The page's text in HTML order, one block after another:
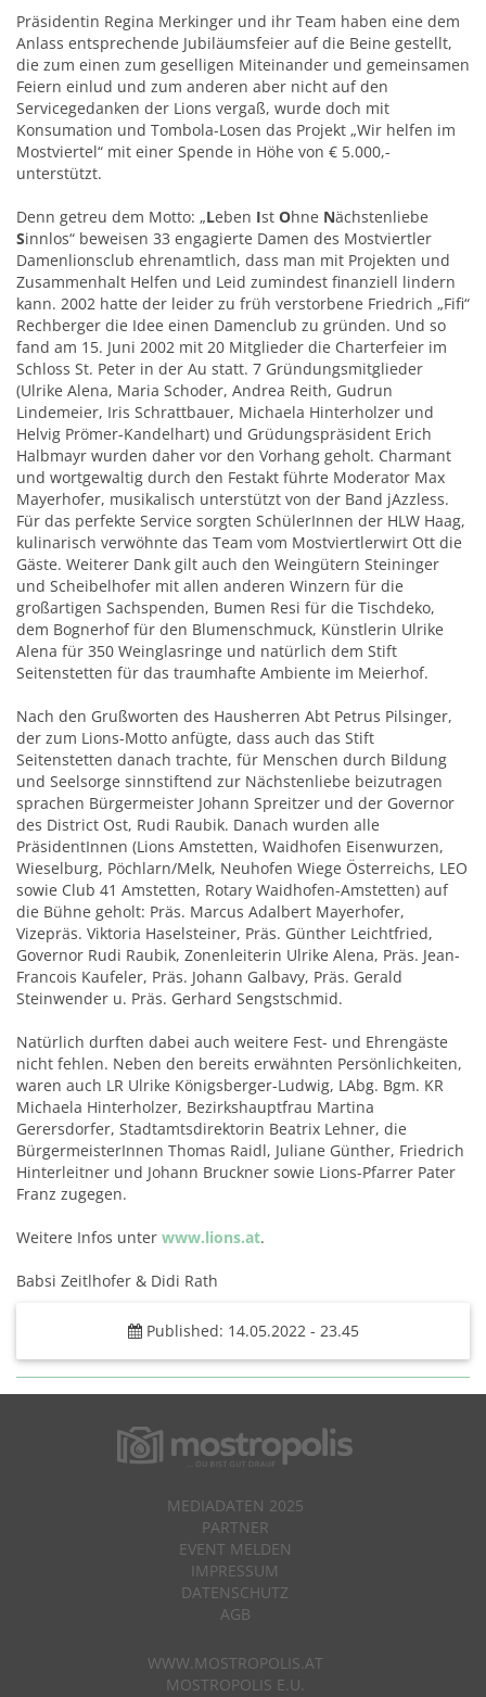
Präsidentin Regina Merkinger und ihr Team haben eine dem
Anlass entsprechende Jubiläumsfeier auf die Beine gestellt,
die zum einen zum geselligen Miteinander und gemeinsamen
Feiern einlud und zum anderen aber nicht auf den
Servicegedanken der Lions vergaß, wurde doch mit
Konsumation und Tombola-Losen das Projekt „Wir helfen im
Mostviertel“ mit einer Spende in Höhe von € 5.000,-
unterstützt.
Denn getreu dem Motto: „Leben Ist Ohne Nächstenliebe
Sinnlos“ beweisen 33 engagierte Damen des Mostviertler
Damenlionsclub ehrenamtlich, dass man mit Projekten und
Zusammenhalt Helfen und Leid zumindest finanziell lindern
kann. 2002 hatte der leider zu früh verstorbene Friedrich „Fifi“
Rechberger die Idee einen Damenclub zu gründen. Und so
fand am 15. Juni 2002 mit 20 Mitglieder die Charterfeier im
Schloss St. Peter in der Au statt. 7 Gründungsmitglieder
(Ulrike Alena, Maria Schoder, Andrea Reith, Gudrun
Lindemeier, Iris Schrattbauer, Michaela Hinterholzer und
Helvig Prömer-Kandelhart) und Grüdungspräsident Erich
Halbmayr wurden daher vor den Vorhang geholt. Charmant
und wortgewaltig durch den Festakt führte Moderator Max
Mayerhofer, musikalisch unterstützt von der Band jAzzless.
Für das perfekte Service sorgten SchülerInnen der HLW Haag,
kulinarisch verwöhnte das Team vom Mostviertlerwirt Ott die
Gäste. Weiterer Dank gilt auch den Weingütern Steininger
und Scheibelhofer mit allen anderen Winzern für die
großartigen Sachspenden, Bumen Resi für die Tischdeko,
dem Bognerhof für den Blumenschmuck, Künstlerin Ulrike
Alena für 350 Weinglasringe und natürlich dem Stift
Seitenstetten für das traumhafte Ambiente im Meierhof.
Nach den Grußworten des Hausherren Abt Petrus Pilsinger,
der zum Lions-Motto anfügte, dass auch das Stift
Seitenstetten danach trachte, für Menschen durch Bildung
und Seelsorge sinnstiftend zur Nächstenliebe beizutragen
sprachen Bürgermeister Johann Spreitzer und der Governor
des District Ost, Rudi Raubik. Danach wurden alle
PräsidentInnen (Lions Amstetten, Waidhofen Eisenwurzen,
Wieselburg, Pöchlarn/Melk, Neuhofen Wiege Österreichs, LEO
sowie Club 41 Amstetten, Rotary Waidhofen-Amstetten) auf
die Bühne geholt: Präs. Marcus Adalbert Mayerhofer,
Vizepräs. Viktoria Haselsteiner, Präs. Günther Leichtfried,
Governor Rudi Raubik, Zonenleiterin Ulrike Alena, Präs. Jean-
Francois Kaufeler, Präs. Johann Galbavy, Präs. Gerald
Steinwender u. Präs. Gerhard Sengstschmid.
Natürlich durften dabei auch weitere Fest- und Ehrengäste
nicht fehlen. Neben den bereits erwähnten Persönlichkeiten,
waren auch LR Ulrike Königsberger-Ludwig, LAbg. Bgm. KR
Michaela Hinterholzer, Bezirkshauptfrau Martina
Gerersdorfer, Stadtamtsdirektorin Beatrix Lehner, die
BürgermeisterInnen Thomas Raidl, Juliane Günther, Friedrich
Hinterleitner und Johann Bruckner sowie Lions-Pfarrer Pater
Franz zugegen.
Weitere Infos unter www.lions.at.
Babsi Zeitlhofer & Didi Rath
Published: 14.05.2022 - 23.45
MEDIADATEN 2025
PARTNER
EVENT MELDEN
IMPRESSUM
DATENSCHUTZ
AGB
WWW.MOSTROPOLIS.AT
MOSTROPOLIS E.U.